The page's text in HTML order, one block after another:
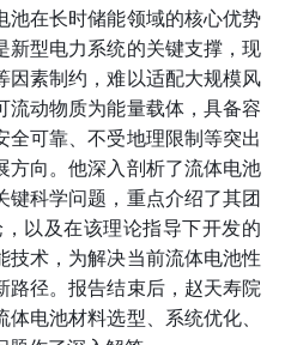
池在长时储能领域的核心优势
新型电力系统的关键支撑，现
因素制约，难以适配大规模风
流动物质为能量载体，具备容
全可靠、不受地理限制等突出
方向。他深入剖析了流体电池
键科学问题，重点介绍了其团
以及在该理论指导下开发的
技术，为解决当前流体电池性
路径。报告结束后，赵天寿院
电池材料选型、系统优化、